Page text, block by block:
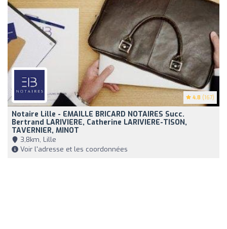
4.8 (167)
Notaire Lille - EMAILLE BRICARD NOTAIRES Succ.
Bertrand LARIVIERE, Catherine LARIVIERE-TISON,
TAVERNIER, MINOT
3,8km, Lille
Voir l'adresse et les coordonnées